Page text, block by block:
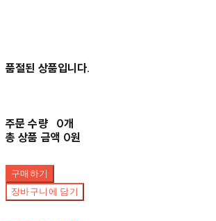
품절된 상품입니다.
주문 수량
0개
총 상품 금액 0원
구매하기
장바구니에 담기